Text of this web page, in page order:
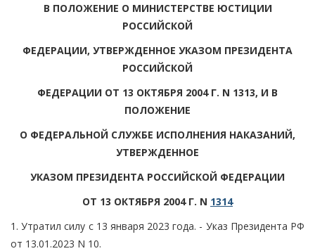
В ПОЛОЖЕНИЕ О МИНИСТЕРСТВЕ ЮСТИЦИИ
РОССИЙСКОЙ
ФЕДЕРАЦИИ, УТВЕРЖДЕННОЕ УКАЗОМ ПРЕЗИДЕНТА
РОССИЙСКОЙ
ФЕДЕРАЦИИ ОТ 13 ОКТЯБРЯ 2004 Г. N 1313, И В
ПОЛОЖЕНИЕ
О ФЕДЕРАЛЬНОЙ СЛУЖБЕ ИСПОЛНЕНИЯ НАКАЗАНИЙ,
УТВЕРЖДЕННОЕ
УКАЗОМ ПРЕЗИДЕНТА РОССИЙСКОЙ ФЕДЕРАЦИИ
ОТ 13 ОКТЯБРЯ 2004 Г. N 1314
1. Утратил силу с 13 января 2023 года. - Указ Президента РФ
от 13.01.2023 N 10.